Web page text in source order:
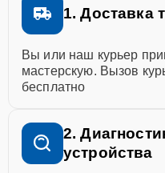
1. Доставка
Вы или наш курьер
мастерскую. Вызов
бесплатно
2.
устройства